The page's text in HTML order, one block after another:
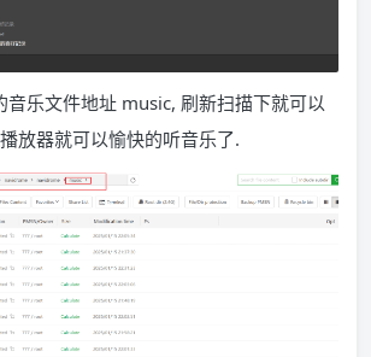
音乐文件地址 music, 刷新扫描下就可以
放器就可以愉快的听音乐了.